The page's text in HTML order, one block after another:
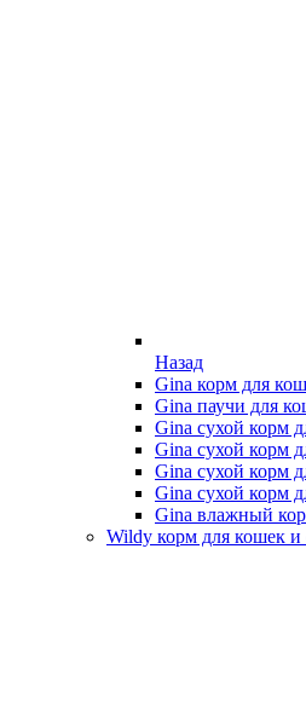
Назад
Gina корм для
Gina паучи для
Gina сухой корм
Gina сухой корм
Gina сухой корм
Gina сухой корм
Gina влажный
Wildy корм для кошек и